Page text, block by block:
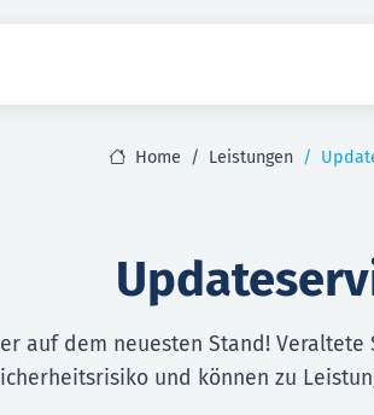
Home Leistungen
auf dem neuesten Stand!
und können zu